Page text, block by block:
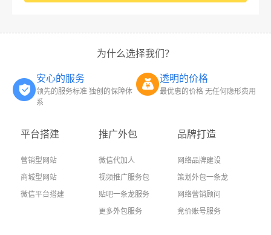
为什么选择我们？
安心的服务
领先的服务标准 独创的保障体
系
透明的价格
最优惠的价格 无任何隐形费用
平台搭建
营销型网站
商城型网站
微信平台搭建
推广外包
微信代加人
视频推广服务包
贴吧一条龙服务
更多外包服务
品牌打造
网络品牌建设
策划外包一条龙
网络营销顾问
竞价账号服务